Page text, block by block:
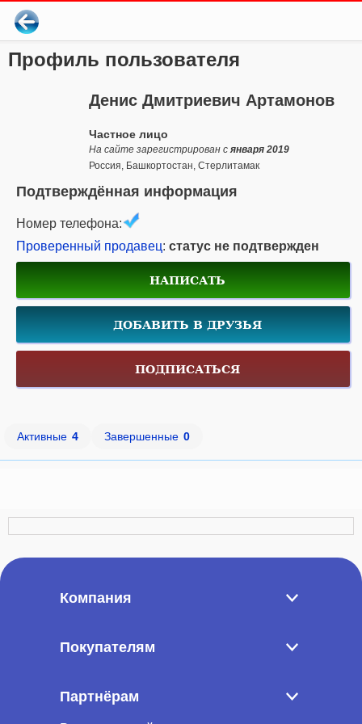
Профиль пользователя
Денис Дмитриевич Артамонов
Частное лицо
На сайте зарегистрирован сянваря 2019
Россия, Башкортостан, Стерлитамак
Подтверждённая информация
Номер телефона:
Проверенный продавец: статус не подтвержден
НАПИСАТЬ
ДОБАВИТЬ В ДРУЗЬЯ
ПОДПИСАТЬСЯ
Активные 4 Завершенные 0
Компания
Покупателям
Партнёрам